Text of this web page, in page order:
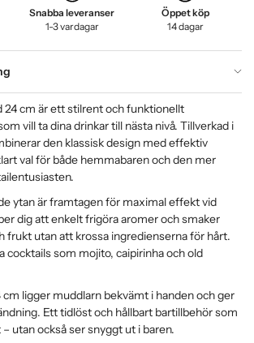
Snabba leveranser
1-3 vardagar
Öppet köp
14 dagar
24 cm är ett stilrent och funktionellt
vill ta dina drinkar till nästa nivå. Tillverkad i
den klassisk design med effektiv
val för både hemmabaren och den mer
ytan är framtagen för maximal effekt vid
dig att enkelt frigöra aromer och smaker
frukt utan att krossa ingredienserna för hårt.
cocktails som mojito, caipirinha och old
cm ligger muddlarn bekvämt i handen och ger
Ett tidlöst och hållbart bartillbehör som
utan också ser snyggt ut i baren.